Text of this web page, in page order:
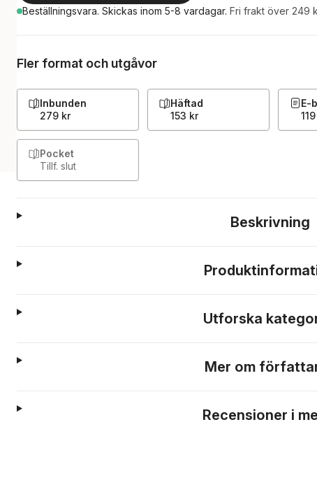
Beställningsvara. Skickas inom 5-8 vardagar. Fri frakt över 249
Fler format och utgåvor
Inbunden
279 kr
Häftad
153 kr
E-
Pocket
Tillf. slut
Beskrivning
Utforska
Mer om
Recensioner i